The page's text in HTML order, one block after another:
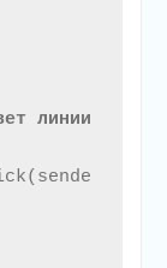
линии